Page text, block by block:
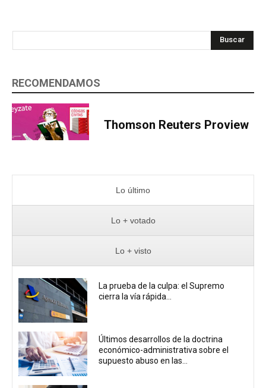
Buscar
RECOMENDAMOS
Thomson Reuters Proview
Lo último
Lo + votado
Lo + visto
La prueba de la culpa: el Supremo
cierra la vía rápida...
Últimos desarrollos de la doctrina
económico-administrativa sobre el
supuesto abuso en las...